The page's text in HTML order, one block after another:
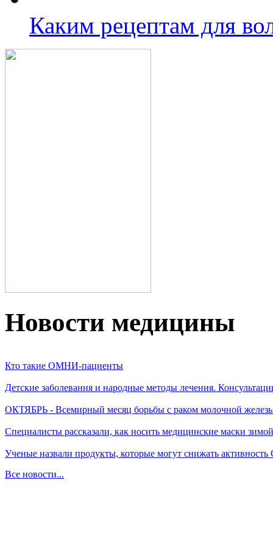
Каким рецептам для
Новости медицины
Кто такие ОМНИ-пациенты
Детские заболевания и народные методы лечения.
ОКТЯБРЬ - Всемирный месяц борьбы с раком молочной
Специалисты рассказали, как носить медицинские маски зимой
Ученые назвали продукты, которые могут снижать
Все новости...